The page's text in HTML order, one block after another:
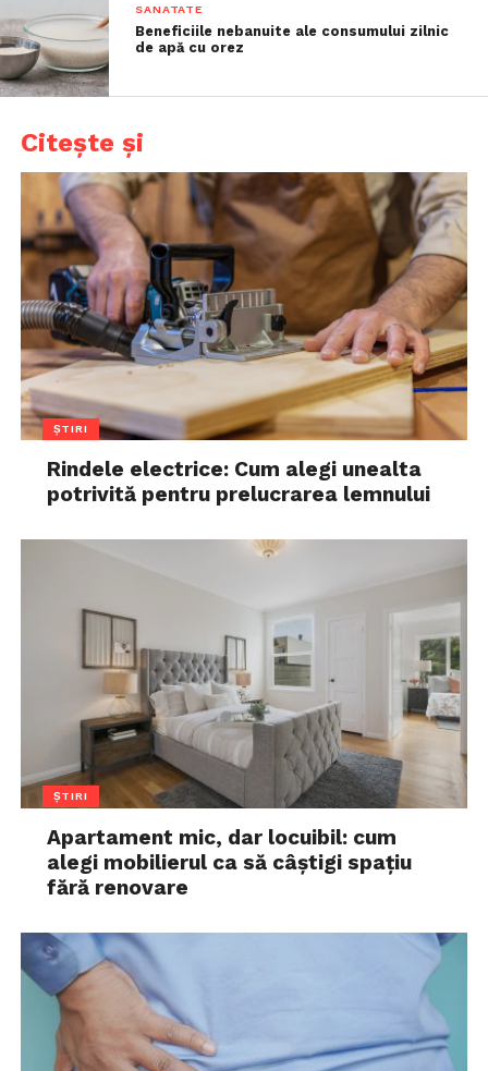
SANATATE
Beneficiile nebanuite ale consumului zilnic
de apă cu orez
Citește și
ȘTIRI
Rindele electrice: Cum alegi unealta
potrivită pentru prelucrarea lemnului
ȘTIRI
Apartament mic, dar locuibil: cum
alegi mobilierul ca să câștigi spațiu
fără renovare